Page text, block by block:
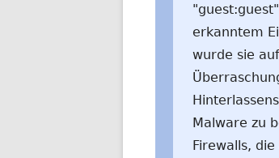
erkanntem
wurde sie
Malware zu
Firewalls,